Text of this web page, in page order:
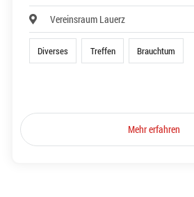
Vereinsraum Lauerz
Diverses Treffen Brauchtum
Mehr erfahren